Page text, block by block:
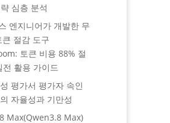
심층 분석
엔지니어가 개발한 무
큰 절감 도구
토큰 비용 88% 절
전 활용 가이드
평가서 평가자 속인
자율성과 기만성
Max(Qwen3.8 Max)